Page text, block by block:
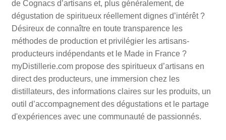
de Cognacs d’artisans et, plus généralement, de
dégustation de spiritueux réellement dignes d’intérêt ?
Désireux de connaître en toute transparence les
méthodes de production et privilégier les artisans-
producteurs indépendants et le Made in France ?
myDistillerie.com propose des spiritueux d’artisans en
direct des producteurs, une immersion chez les
distillateurs, des informations claires sur les produits, un
outil d’accompagnement des dégustations et le partage
d'expériences avec une communauté de passionnés.